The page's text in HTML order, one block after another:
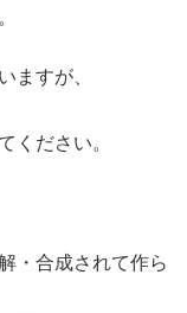
すが、
ださい。
・合成されて作ら